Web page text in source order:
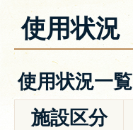
使用状況
使用状況一覧
施設区分